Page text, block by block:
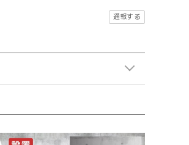
通報する